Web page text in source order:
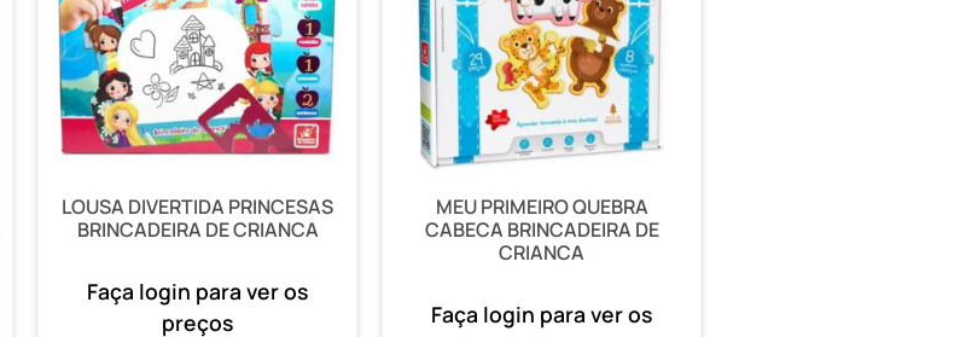
LOUSA DIVERTIDA PRINCESAS
BRINCADEIRA DE CRIANCA
Faça login para ver os
preços
MEU PRIMEIRO QUEBRA
CABECA BRINCADEIRA DE
CRIANCA
Faça login para ver os